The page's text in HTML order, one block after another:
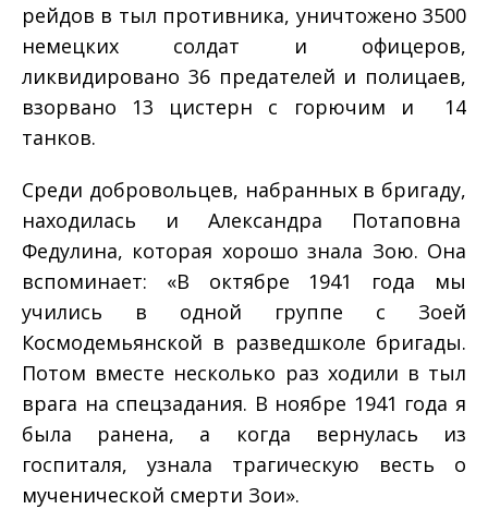
рейдов в тыл противника, уничтожено 3500
немецких солдат и офицеров,
ликвидировано 36 предателей и полицаев,
взорвано 13 цистерн с горючим и 14
танков.
Среди добровольцев, набранных в бригаду,
находилась и Александра Потаповна
Федулина, которая хорошо знала Зою. Она
вспоминает: «В октябре 1941 года мы
учились в одной группе с Зоей
Космодемьянской в разведшколе бригады.
Потом вместе несколько раз ходили в тыл
врага на спецзадания. В ноябре 1941 года я
была ранена, а когда вернулась из
госпиталя, узнала трагическую весть о
мученической смерти Зои».